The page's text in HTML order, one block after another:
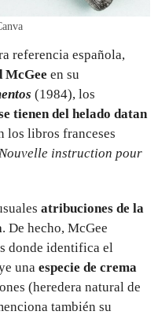
referencia española,
McGee en su
(1984), los
tienen del helado datan
los libros franceses
instruction pour
atribuciones de la
. De hecho, McGee
donde identifica el
una especie de crema
(heredera natural de
también su